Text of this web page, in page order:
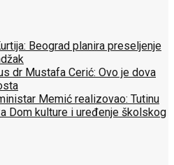
Beograd planira preseljenje
dr Mustafa Cerić: Ovo je dova
Memić realizovao: Tutinu
Dom kulture i uređenje školskog